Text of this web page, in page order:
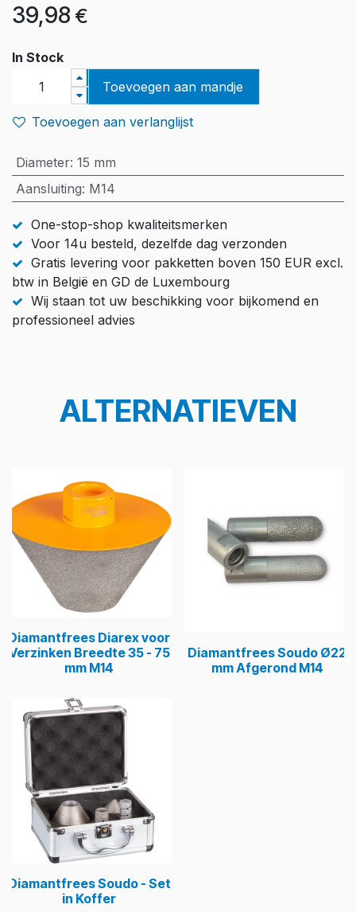
39,98 €
In Stock
Toevoegen aan mandje
Toevoegen aan verlanglijst
Diameter: 15 mm
Aansluiting: M14
One-stop-shop kwaliteitsmerken
Voor 14u besteld, dezelfde dag verzonden
Gratis levering voor pakketten boven 150 EUR excl.
btw in België en GD de Luxembourg
Wij staan tot uw beschikking voor bijkomend en
professioneel advies
ALTERNATIEVEN
Diamantfrees Diarex voor
Verzinken Breedte 35 - 75
mm M14
Diamantfrees Soudo Ø22
mm Afgerond M14
Diamantfrees Soudo - Set
in Koffer